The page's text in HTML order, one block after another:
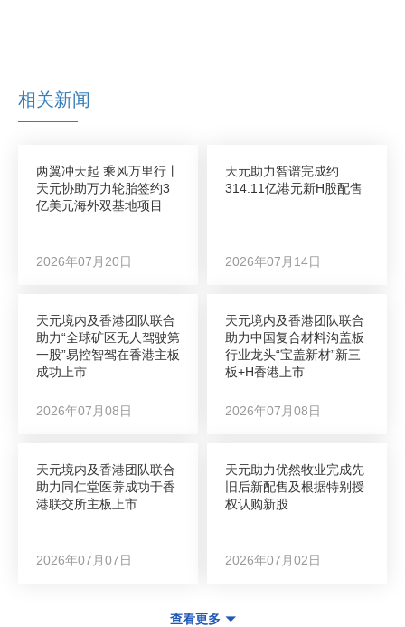
相关新闻
两翼冲天起 乘风万里行丨
天元协助万力轮胎签约3
亿美元海外双基地项目
2026年07月20日
天元助力智谱完成约
314.11亿港元新H股配售
2026年07月14日
天元境内及香港团队联合
助力“全球矿区无人驾驶第
一股”易控智驾在香港主板
成功上市
2026年07月08日
天元境内及香港团队联合
助力中国复合材料沟盖板
行业龙头“宝盖新材”新三
板+H香港上市
2026年07月08日
天元境内及香港团队联合
助力同仁堂医养成功于香
港联交所主板上市
2026年07月07日
天元助力优然牧业完成先
旧后新配售及根据特别授
权认购新股
2026年07月02日
查看更多